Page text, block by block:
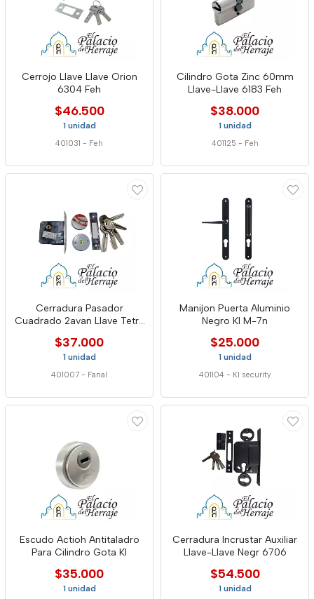
Cerrojo Llave Llave Orion
6304 Feh
$46.500
1 unidad
401031 - Feh
Cilindro Gota Zinc 60mm
Llave-Llave 6183 Feh
$38.000
1 unidad
401125 - Feh
Cerradura Pasador
Cuadrado 2avan Llave Tetra
$37.000
1 unidad
401007 - Fanal
Manijon Puerta Aluminio
Negro Kl M-7n
$25.000
1 unidad
401104 - Kl security
Escudo Actioh Antitaladro
Para Cilindro Gota Kl
$35.000
1 unidad
Cerradura Incrustar Auxiliar
Llave-Llave Negr 6706
$54.500
1 unidad